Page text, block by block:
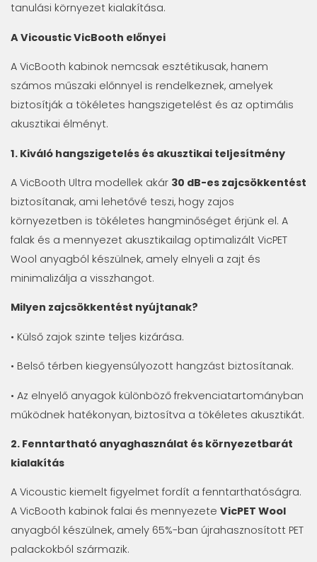
tanulási környezet kialakítása.
A Vicoustic VicBooth előnyei
A VicBooth kabinok nemcsak esztétikusak, hanem
számos műszaki előnnyel is rendelkeznek, amelyek
biztosítják a tökéletes hangszigetelést és az optimális
akusztikai élményt.
1. Kiváló hangszigetelés és akusztikai teljesítmény
A VicBooth Ultra modellek akár 30 dB-es zajcsökkentést
biztosítanak, ami lehetővé teszi, hogy zajos
környezetben is tökéletes hangminőséget érjünk el. A
falak és a mennyezet akusztikailag optimalizált VicPET
Wool anyagból készülnek, amely elnyeli a zajt és
minimalizálja a visszhangot.
Milyen zajcsökkentést nyújtanak?
• Külső zajok szinte teljes kizárása.
• Belső térben kiegyensúlyozott hangzást biztosítanak.
• Az elnyelő anyagok különböző frekvenciatartományban
működnek hatékonyan, biztosítva a tökéletes akusztikát.
2. Fenntartható anyaghasználat és környezetbarát
kialakítás
A Vicoustic kiemelt figyelmet fordít a fenntarthatóságra.
A VicBooth kabinok falai és mennyezete VicPET Wool
anyagból készülnek, amely 65%-ban újrahasznosított PET
palackokból származik.